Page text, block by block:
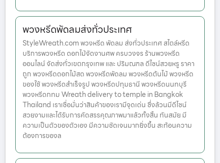
พวงหรีดพัดลมส่งทั่วประเทศ
StyleWreath.com พวงหรีด พัดลม ส่งทั่วประเทศ สไตล์หรีด
บริการพวงหรีด ดอกไม้จัดงานศพ ครบวงจร ร้านพวงหรีด
ออนไลน์ จัดส่งทั่วเขตกรุงเทพ และ ปริมณฑล ดีไซน์สวยหรู ราคา
ถูก พวงหรีดดอกไม้สด พวงหรีดพัดลม พวงหรีดต้นไม้ พวงหรีด
ของใช้ พวงหรีดสำเร็จรูป พวงหรีดปทุมธานี พวงหรีดนนทบุรี
พวงหรีดกทม Wreath delivery to temple in Bangkok
Thailand เราเชื่อมั่นว่าสินค้าของเรามีจุดเด่น ซึ่งล้วนมีดีไซน์
สวยงามและได้รับการคัดสรรคุณภาพมาแล้วทั้งสิ้น ทันสมัย มี
ความเป็นตัวของตัวเอง มีความชัดเจนมากยิ่งขึ้น สะท้อนความ
ต้องการของล